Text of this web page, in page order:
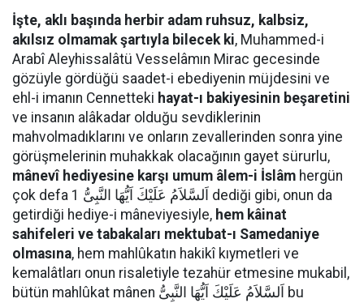
İşte, aklı başında herbir adam ruhsuz, kalbsiz,
akılsız olmamak şartıyla bilecek ki, Muhammed-i
Arabî Aleyhissalâtü Vesselâmın Mirac gecesinde
gözüyle gördüğü saadet-i ebediyenin müjdesini ve
ehl-i imanın Cennetteki hayat-ı bakiyesinin beşaretini
ve insanın alâkadar olduğu sevdiklerinin
mahvolmadıklarını ve onların zevallerinden sonra yine
görüşmelerinin muhakkak olacağının gayet sürurlu,
mânevî hediyesine karşı umum âlem-i İslâm hergün
çok defa اَلسَّلاَمُ عَلَيْكَ اَيُّهَا النَّبِىُّ 1 dediği gibi, onun da
getirdiği hediye-i mâneviyesiyle, hem kâinat
sahifeleri ve tabakaları mektubat-ı Samedaniye
olmasına, hem mahlûkatın hakikî kıymetleri ve
kemalâtları onun risaletiyle tezahür etmesine mukabil,
bütün mahlûkat mânen اَلسَّلاَمُ عَلَيْكَ اَيُّهَا النَّبِىُّ bu